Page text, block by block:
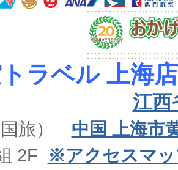
ラベル 上海店
江西
国旅） 中国 上海市
2F
※アクセスマ